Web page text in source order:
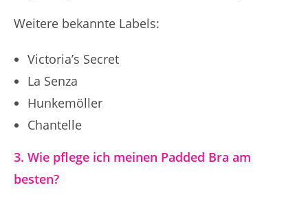
Weitere bekannte Labels:
Victoria’s Secret
La Senza
Hunkemöller
Chantelle
3. Wie pflege ich meinen Padded Bra am
besten?